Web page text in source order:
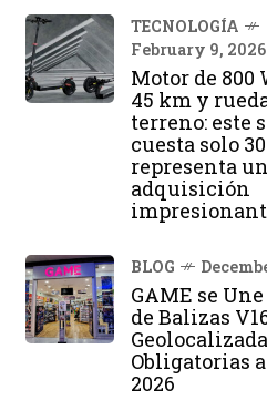
TECNOLOGÍA
February 9, 2026
Motor de 800
45 km y
terreno: este
cuesta solo
representa
adquisición
BLOG
GAME se
de Balizas
Obligatorias
2026